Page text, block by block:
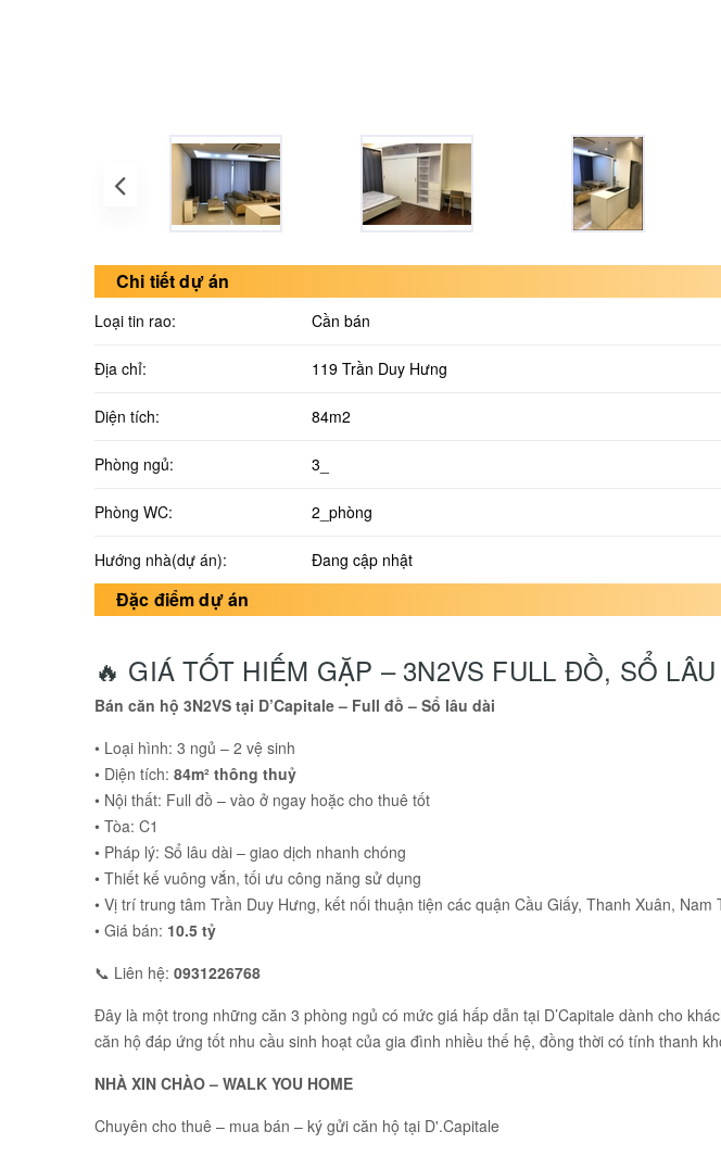
Chi tiết dự án
Loại tin rao: Cần bán
Địa chỉ: 119 Trần Duy Hưng
Diện tích: 84m2
Phòng ngủ: 3_
Phòng WC: 2_phòng
Hướng nhà(dự án): Đang cập nhật
Đặc điểm dự án
🔥 GIÁ TỐT HIẾM GẶP – 3N2VS FULL ĐỒ, SỔ LÂU
Bán căn hộ 3N2VS tại D’Capitale – Full đồ – Sổ lâu dài
• Loại hình: 3 ngủ – 2 vệ sinh
• Diện tích: 84m² thông thuỷ
• Nội thất: Full đồ – vào ở ngay hoặc cho thuê tốt
• Tòa: C1
• Pháp lý: Sổ lâu dài – giao dịch nhanh chóng
• Thiết kế vuông vắn, tối ưu công năng sử dụng
• Vị trí trung tâm Trần Duy Hưng, kết nối thuận tiện các quận Cầu Giấy, Thanh Xuân, Nam
• Giá bán: 10.5 tỷ
📞 Liên hệ: 0931226768
Đây là một trong những căn 3 phòng ngủ có mức giá hấp dẫn tại D’Capitale dành cho
căn hộ đáp ứng tốt nhu cầu sinh hoạt của gia đình nhiều thế hệ, đồng thời có tính thanh
NHÀ XIN CHÀO – WALK YOU HOME
Chuyên cho thuê – mua bán – ký gửi căn hộ tại D'.Capitale